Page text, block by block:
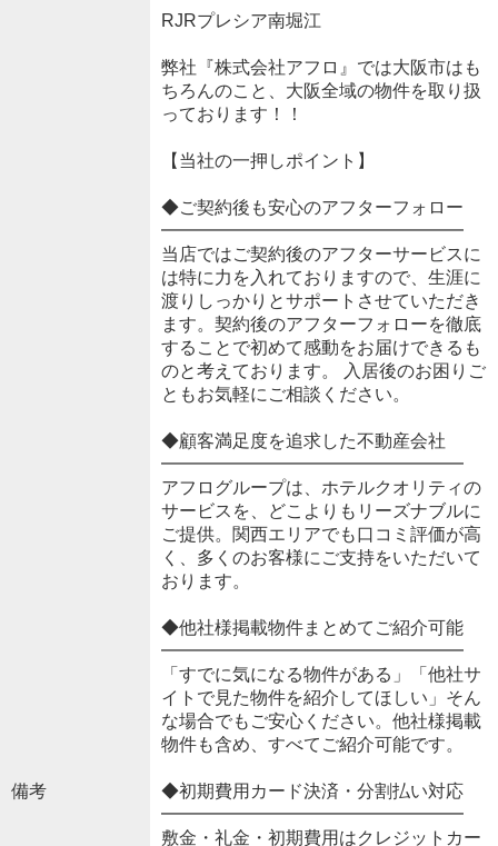
備考
RJRプレシア南堀江
弊社『株式会社アフロ』では大阪市はも
ちろんのこと、大阪全域の物件を取り扱
っております！！
【当社の一押しポイント】
◆ご契約後も安心のアフターフォロー
━━━━━━━━━━━━━━━━━
当店ではご契約後のアフターサービスに
は特に力を入れておりますので、生涯に
渡りしっかりとサポートさせていただき
ます。契約後のアフターフォローを徹底
することで初めて感動をお届けできるも
のと考えております。 入居後のお困りご
ともお気軽にご相談ください。
◆顧客満足度を追求した不動産会社
━━━━━━━━━━━━━━━━━
アフログループは、ホテルクオリティの
サービスを、どこよりもリーズナブルに
ご提供。関西エリアでも口コミ評価が高
く、多くのお客様にご支持をいただいて
おります。
◆他社様掲載物件まとめてご紹介可能
━━━━━━━━━━━━━━━━━
「すでに気になる物件がある」「他社サ
イトで見た物件を紹介してほしい」そん
な場合でもご安心ください。他社様掲載
物件も含め、すべてご紹介可能です。
◆初期費用カード決済・分割払い対応
━━━━━━━━━━━━━━━━━
敷金・礼金・初期費用はクレジットカー